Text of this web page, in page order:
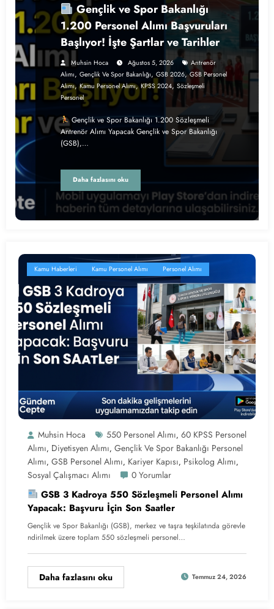
Gençlik ve Spor Bakanlığı
1.200 Personel Alımı Başvuruları
Başlıyor! İşte Şartlar ve Tarihler
Muhsin Hoca Ağustos 5, 2026
Antrenör
Alımı, Gençlik Ve Spor Bakanlığı, GSB 2026,GSB Personel
Alımı,Kamu Personel Alımı,KPSS 2024, Sözleşmeli
Personel
Gençlik ve Spor Bakanlığı 1.200 Sözleşmeli
Antrenör Alımı Yapacak Gençlik ve Spor Bakanlığı
(GSB),…
Daha fazlasını oku
Kamu Haberleri Kamu Personel Alımı Personel Alımı
Muhsin Hoca 550 Personel Alımı, 60 KPSS Personel
Alımı, Diyetisyen Alımı, Gençlik Ve Spor Bakanlığı Personel
Alımı, GSB Personel Alımı, Kariyer Kapısı, Psikolog Alımı,
Sosyal Çalışmacı Alımı 0 Yorumlar
GSB 3 Kadroya 550 Sözleşmeli Personel Alımı
Yapacak: Başvuru İçin Son Saatler
Gençlik ve Spor Bakanlığı (GSB), merkez ve taşra teşkilatında görevle
ndirilmek üzere toplam 550 sözleşmeli personel…
Daha fazlasını oku Temmuz 24, 2026